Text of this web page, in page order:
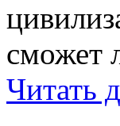
сможет
Читать